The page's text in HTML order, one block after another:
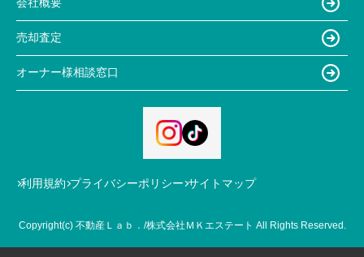
売却査定
オーナー様相談窓口
利用規約 プライバシーポリシー サイトマップ
Copyright(c) 不動産Ｌａｂ．/株式会社ＭＫエステート All Rights Reserved.